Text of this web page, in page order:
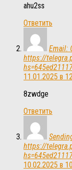
ahu2ss
Ответить
Email:
https://
11.01.2025 в
8zwdge
Ответить
https://
10.02.2025 в